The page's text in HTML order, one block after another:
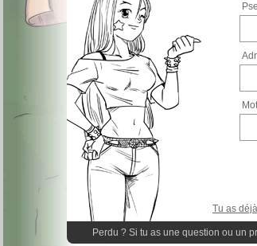
Tu as
Perdu ? Si tu as une question ou un